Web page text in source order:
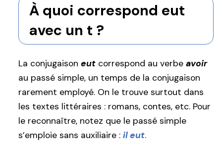
À quoi correspond eut
avec un t ?
La conjugaison eut correspond au verbe avoir
au passé simple, un temps de la conjugaison
rarement employé. On le trouve surtout dans
les textes littéraires : romans, contes, etc. Pour
le reconnaître, notez que le passé simple
s’emploie sans auxiliaire : il eut.